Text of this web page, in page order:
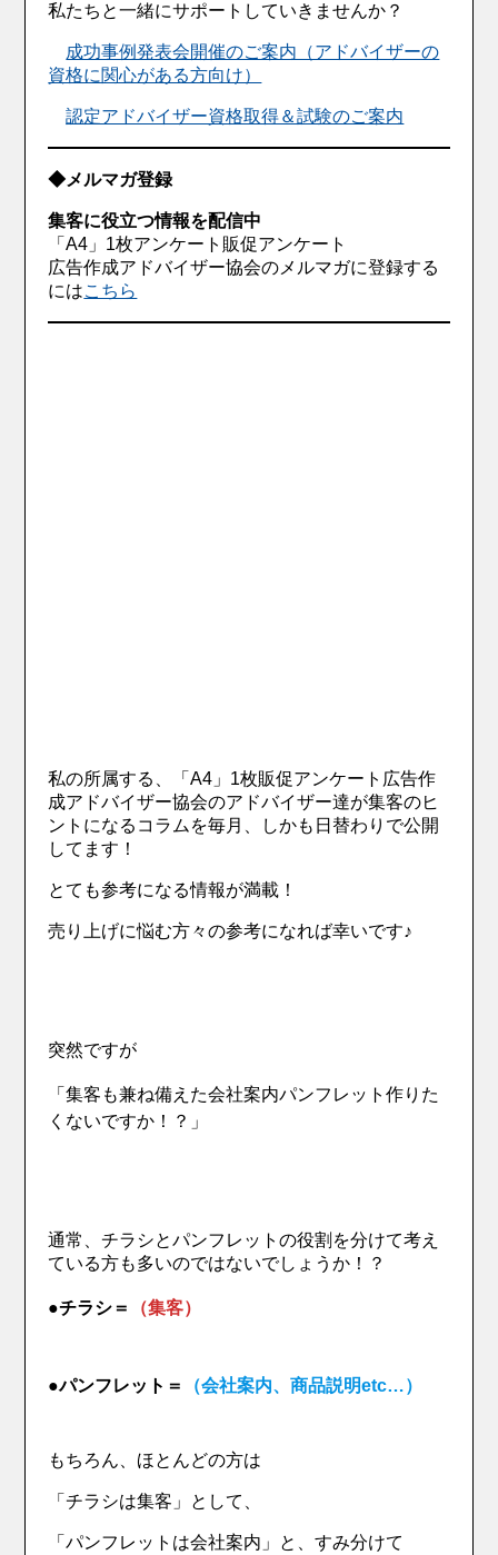
私たちと一緒にサポートしていきませんか？
成功事例発表会開催のご案内（アドバイザーの
資格に関心がある方向け）
認定アドバイザー資格取得＆試験のご案内
◆メルマガ登録
集客に役立つ情報を配信中
「A4」1枚アンケート販促アンケート
広告作成アドバイザー協会のメルマガに登録する
にはこちら
私の所属する、「A4」1枚販促アンケート広告作
成アドバイザー協会のアドバイザー達が集客のヒ
ントになるコラムを毎月、しかも日替わりで公開
してます！
とても参考になる情報が満載！
売り上げに悩む方々の参考になれば幸いです♪
突然ですが
「集客も兼ね備えた会社案内パンフレット作りた
くないですか！？」
通常、チラシとパンフレットの役割を分けて考え
ている方も多いのではないでしょうか！？
●チラシ＝ （集客）
●パンフレット＝ （会社案内、商品説明etc…）
もちろん、ほとんどの方は
「チラシは集客」として、
「パンフレットは会社案内」と、すみ分けて